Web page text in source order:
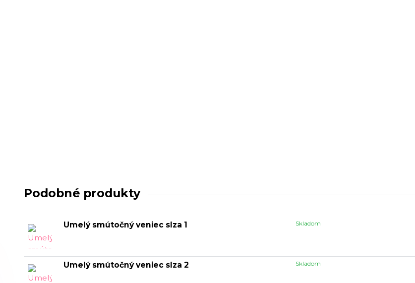
Podobné produkty
Umelý smútočný veniec slza 1 Skladom
Umelý smútočný veniec slza 2 Skladom